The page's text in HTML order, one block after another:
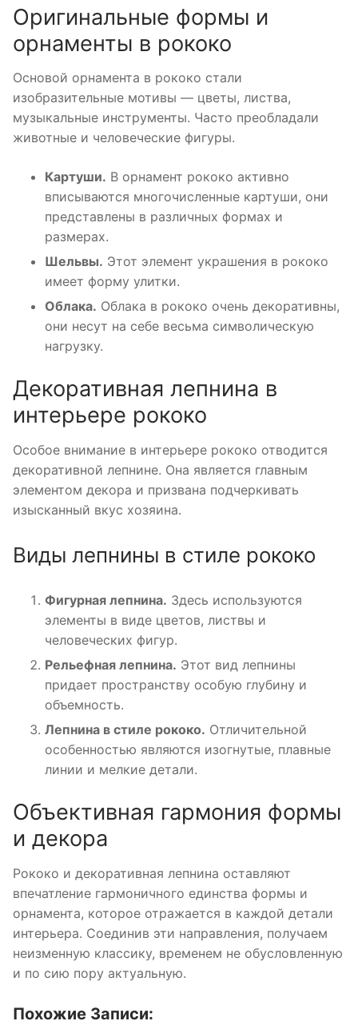
Оригинальные формы и
орнаменты в рококо
Основой орнамента в рококо стали
изобразительные мотивы — цветы, листва,
музыкальные инструменты. Часто преобладали
животные и человеческие фигуры.
Картуши. В орнамент рококо активно
вписываются многочисленные картуши, они
представлены в различных формах и
размерах.
Шельвы. Этот элемент украшения в рококо
имеет форму улитки.
Облака. Облака в рококо очень декоративны,
они несут на себе весьма символическую
нагрузку.
Декоративная лепнина в
интерьере рококо
Особое внимание в интерьере рококо отводится
декоративной лепнине. Она является главным
элементом декора и призвана подчеркивать
изысканный вкус хозяина.
Виды лепнины в стиле рококо
Фигурная лепнина. Здесь используются
элементы в виде цветов, листвы и
человеческих фигур.
Рельефная лепнина. Этот вид лепнины
придает пространству особую глубину и
объемность.
Лепнина в стиле рококо. Отличительной
особенностью являются изогнутые, плавные
линии и мелкие детали.
Объективная гармония формы
и декора
Рококо и декоративная лепнина оставляют
впечатление гармоничного единства формы и
орнамента, которое отражается в каждой детали
интерьера. Соединив эти направления, получаем
неизменную классику, временем не обусловленную
и по сию пору актуальную.
Похожие Записи: